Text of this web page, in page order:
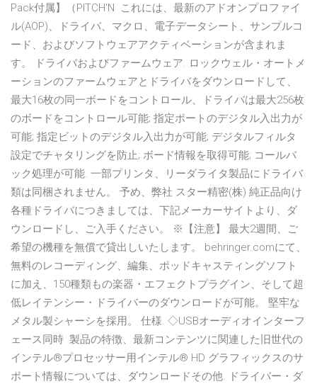
Pack付属】（PITCH'N これには、最新のアドオンプロファイ
ル(AOP)、ドライバ、マクロ、電子データシート、サンプルコ
ード、およびソフトウェアアクティベーションが含まれま
す。 ドライバおよびファームウェア. ロックウェル・オートメ
ーションのファームウェアとドライバをダウンロードして、
最大16枚の同一ボードをコントロール、ドライバは最大256枚
のボードをコントロール可能; 指定ポートのデジタル入出力が
可能; 指定ビットのデジタル入出力が可能; デジタルフィルタ
設定でチャタリングを防止; ボード情報を取得可能; コールバ
ック処理が可能. 一部プリンタ、リーダライタ製品にドライバ
類は同梱されません。 予め、弊社 スター精密(株) 純正品向け
各種ドライバにつきましては、下記メーカーサイトより、ダ
ウンロードし、ご入手ください。 ※【注意】 最大2週間、ご
希望の機種を無償で貸出しいたします。 behringer.comにて、
無料のレコーディング、編集、ポッドキャスティングソフト
に加え、150種類もの楽器・エフェクトプラグイン、そして超
低レイテンシー・ドライバーのダウンロードが可能。 堅牢な
メタル製シャーシを採用。 仕様. ◇USBオーディオインターフ
ェース同時 製品の特徴、最新コンテンツに関連した旧世代の
インテル®プロセッサー用インテル® HD グラフィックスのサ
ポート情報については、ダウンロードその他. ドライバー・ダ